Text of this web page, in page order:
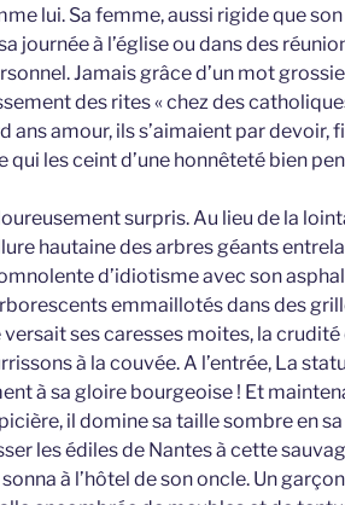
lui. Sa femme, aussi rigide que
journée à l’église ou dans des
Jamais grâce d’un mot
des rites « chez des
ans amour, ils s’aimaient par devoir,
les ceint d’une honnêteté bien
surpris. Au lieu de la
hautaine des arbres géants
d’idiotisme avec son
emmaillotés dans des
ses caresses moites, la
à la couvée. A l’entrée, La
à sa gloire bourgeoise ! Et
il domine sa taille sombre en
les édiles de Nantes à cette
à l’hôtel de son oncle. Un